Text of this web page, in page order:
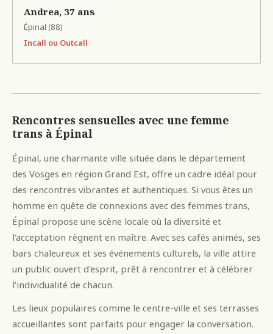
Rencontres sensuelles avec une femme
trans à Épinal
Épinal, une charmante ville située dans le département
des Vosges en région Grand Est, offre un cadre idéal pour
des rencontres vibrantes et authentiques. Si vous êtes un
homme en quête de connexions avec des femmes trans,
Épinal propose une scène locale où la diversité et
l'acceptation règnent en maître. Avec ses cafés animés, ses
bars chaleureux et ses événements culturels, la ville attire
un public ouvert d'esprit, prêt à rencontrer et à célébrer
l’individualité de chacun.
Les lieux populaires comme le centre-ville et ses terrasses
accueillantes sont parfaits pour engager la conversation.
Andrea, 37 ans
Épinal (88)
Incall ou Outcall